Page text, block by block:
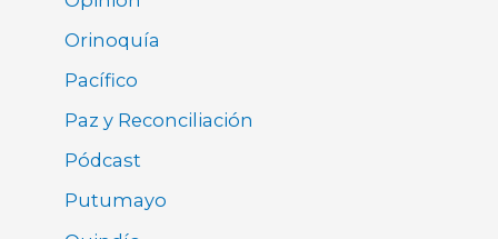
Orinoquía
Pacífico
Paz y Reconciliación
Pódcast
Putumayo